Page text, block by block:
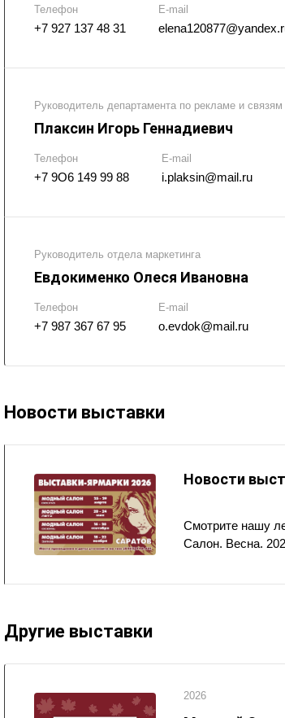
Телефон
+7 927 137 48 31
E-mail
Руководитель департамента по рекламе и
Плаксин Игорь Геннадиевич
Телефон
+7 9O6 149 99 88
E-mail
i.plaksin@mail.ru
Руководитель отдела маркетинга
Евдокименко Олеся Ивановна
Телефон
+7 987 367 67 95
E-mail
o.evdok@mail.ru
Новости выставки
Новости
Смотрите нашу
Салон. Весна.
Другие выставки
2026